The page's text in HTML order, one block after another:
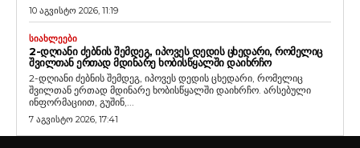
10 აგვისტო 2026, 11:19
ᲡᲘᲐᲮᲚᲔᲔᲑᲘ
2-ᲓᲦᲘᲐᲜᲘ ᲫᲔᲑᲜᲘᲡ ᲨᲔᲛᲓᲔᲒ, ᲘᲞᲝᲕᲔᲡ ᲓᲔᲓᲘᲡ ᲪᲮᲔᲓᲐᲠᲘ, ᲠᲝᲛᲔᲚᲘᲪ
ᲨᲕᲘᲚᲗᲐᲜ ᲔᲠᲗᲐᲓ ᲛᲓᲘᲜᲐᲠᲔ ᲮᲝᲑᲘᲡᲬᲧᲐᲚᲨᲘ ᲓᲐᲘᲮᲠᲩᲝ
2-დღიანი ძებნის შემდეგ, იპოვეს დედის ცხედარი, რომელიც
შვილთან ერთად მდინარე ხობისწყალში დაიხრჩო. არსებული
ინფორმაციით, გუშინ,...
7 აგვისტო 2026, 17:41